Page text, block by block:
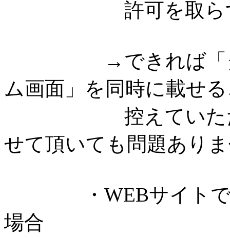
許可を取らずに
→できれば「タイ
ム画面」を同時に載せ
控えていただけ
せて頂いても問題あり
・WEBサイトでゲ
場合